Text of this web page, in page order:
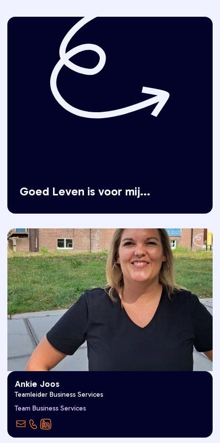
Goed Leven is voor mij...
"Goed Leven is voor mij aandachtig
Ankie Joos
Teamleider Business Services
Team Business Services